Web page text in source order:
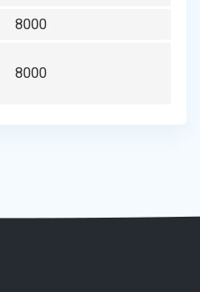
8000
8000